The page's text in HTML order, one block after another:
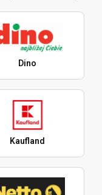
Dino
Kaufland